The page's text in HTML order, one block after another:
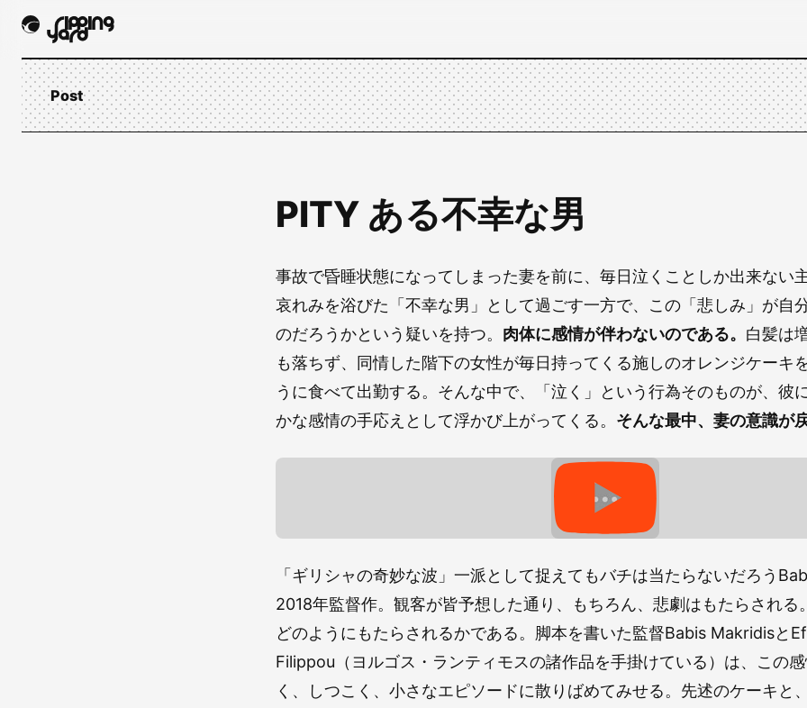
Post
PITY ある不幸な男
事故で昏睡状態になってしまった妻を前に、毎日泣くことしか出来ない
哀れみを浴びた「不幸な男」として過ごす一方で、この「悲しみ」が自
のだろうかという疑いを持つ。 肉体に感情が伴わないのである。 白髪は
も落ちず、同情した階下の女性が毎日持ってくる施しのオレンジケーキ
うに食べて出勤する。そんな中で、「泣く」という行為そのものが、彼
かな感情の手応えとして浮かび上がってくる。 そんな最中、妻の意識が
「ギリシャの奇妙な波」一派として捉えてもバチは当たらないだろう
2018年監督作。観客が皆予想した通り、もちろん、悲劇はもたらされる
どのようにもたらされるかである。脚本を書いた監督Babis Makridisと
Filippou（ヨルゴス・ランティモスの諸作品を手掛けている）は、この
く、しつこく、小さなエピソードに散りばめてみせる。先述のケーキと